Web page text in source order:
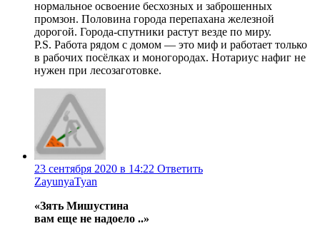
нормальное освоение бесхозных и заброшенных
промзон. Половина города перепахана железной
дорогой. Города-спутники растут везде по миру.
P.S. Работа рядом с домом — это миф и работает только
в рабочих посёлках и моногородах. Нотариус нафиг не
нужен при лесозаготовке.
23 сентября 2020 в 14:22 Ответить
ZayunyaTyan
«Зять Мишустина
вам еще не надоело ..»